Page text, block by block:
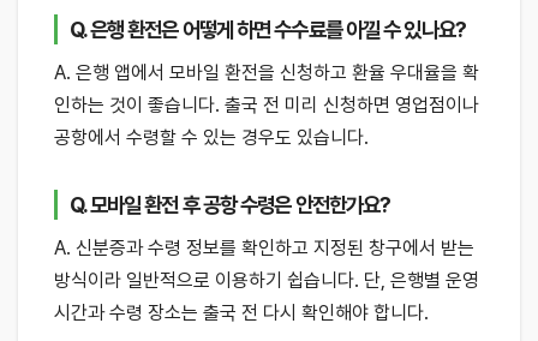
Q. 은행 환전은 어떻게 하면 수수료를 아낄 수 있나요?
A. 은행 앱에서 모바일 환전을 신청하고 환율 우대율을 확
인하는 것이 좋습니다. 출국 전 미리 신청하면 영업점이나
공항에서 수령할 수 있는 경우도 있습니다.
Q. 모바일 환전 후 공항 수령은 안전한가요?
A. 신분증과 수령 정보를 확인하고 지정된 창구에서 받는
방식이라 일반적으로 이용하기 쉽습니다. 단, 은행별 운영
시간과 수령 장소는 출국 전 다시 확인해야 합니다.